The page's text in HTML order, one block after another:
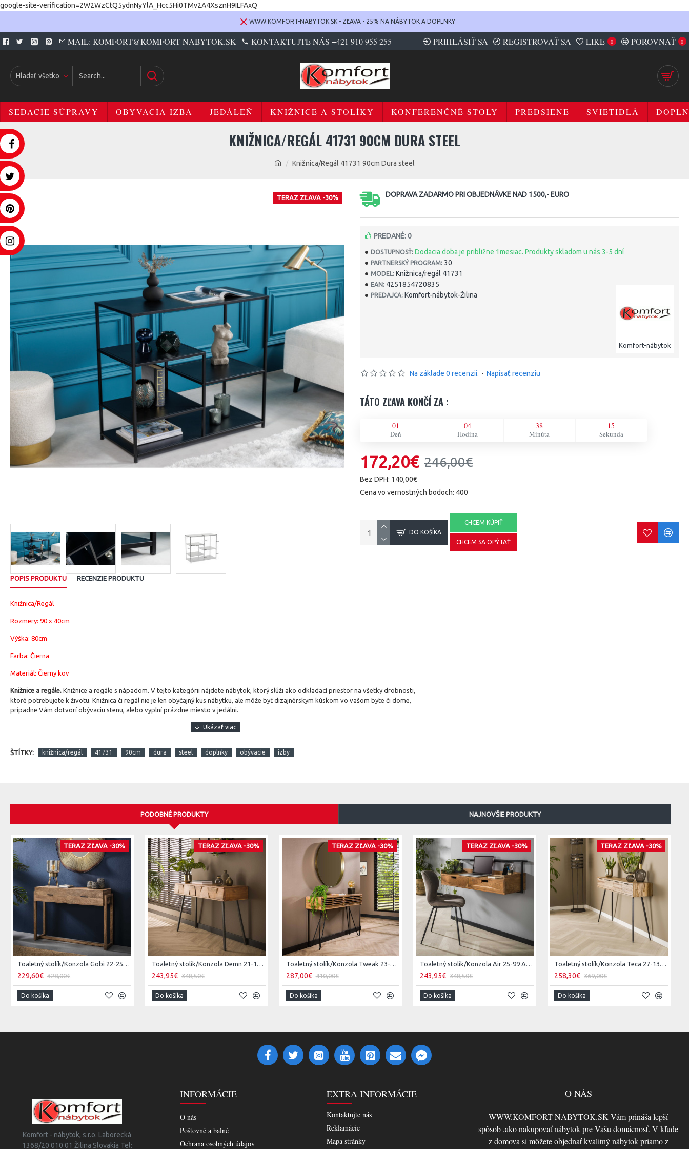
google-site-verification=2W2WzCtQ5ydnNyYlA_Hcc5Hi0TMv2A4XsznH9ILFAxQ
WWW.KOMFORT-NABYTOK.SK - ZĽAVA - 25% NA NÁBYTOK A DOPLNKY
MAIL: KOMFORT@KOMFORT-NABYTOK.SK KONTAKTUJTE NÁS +421 910 955 255 PRIHLÁSIŤ SA REGISTROVAŤ SA LIKE 0 POROVNAŤ 0
Hladať všetko
SEDACIE SÚPRAVY OBYVACIA IZBA JEDÁLEŇ KNIŽNICE A STOLÍKY KONFERENČNÉ STOLY PREDSIENE SVIETIDLÁ
Knižnica/Regál 41731 90cm Dura steel
KNIŽNICA/REGÁL 41731 90CM DURA STEEL
TERAZ ZĽAVA -30% DOPRAVA ZADARMO PRI OBJEDNÁVKE NAD 1500,- EURO
DOSTUPNOSŤ: Dodacia doba je približne 1mesiac. Produkty skladom u nás 3-5 dní
PARTNERSKÝ PROGRAM: 30
MODEL: Knižnica/regál 41731
EAN: 4251854720835
PREDAJCA: Komfort-nábytok-Žilina
Komfort-nábytok
PREDANÉ: 0
Na základe 0 recenzií. - Napísať recenziu
TÁTO ZĽAVA KONČÍ ZA :
01
Deň
04
Hodina
38
Minúta
14
Sekunda
172,20€ 246,00€
Bez DPH: 140,00€
Cena vo vernostných bodoch: 400
DO KOŠÍKA
CHCEM KÚPIŤ
CHCEM SA OPÝTAŤ
POPIS PRODUKTU RECENZIE PRODUKTU
Knižnica/Regál
Rozmery: 90 x 40cm
Výška: 80cm
Farba: Čierna
Materiál: Čierny kov
Knižnice a regále. Knižnice a regále s nápadom. V tejto kategórii nájdete nábytok, ktorý slúži ako odkladací priestor na všetky drobnosti,
ktoré potrebujete k životu. Knižnica či regál nie je len obyčajný kus nábytku, ale môže byť dizajnérskym kúskom vo vašom byte či dome,
prípadne Vám dotvorí obývaciu stenu, alebo vyplní prázdne miesto v jedálni.
ŠTÍTKY: knižnica/regál 41731 90cm dura steel doplnky obývacie izby
PODOBNÉ PRODUKTY NAJNOVŠIE PRODUKTY
TERAZ ZĽAVA -30%
Toaletný stolík/Konzola Gobi 22-25 Mango drevo
229,60€ 328,00€
Do košíka
TERAZ ZĽAVA -30%
Toaletný stolík/Konzola Demn 21-18 Acacia drevo
243,95€ 348,50€
Do košíka
TERAZ ZĽAVA -30%
Toaletný stolík/Konzola Tweak 23-90 Mango drevo
287,00€ 410,00€
Do košíka
TERAZ ZĽAVA -30%
Toaletný stolík/Konzola Air 25-99 Acacia drevo
243,95€ 348,50€
Do košíka
TERAZ ZĽAVA -30%
Toaletný stolík/Konzola Teca 27-13 Teak drevo
258,30€ 369,00€
Do košíka
Komfort - nábytok, s.r.o. Laborecká
1368/20 010 01 Žilina Slovakia Tel:
INFORMÁCIE
O nás
Poštovné a balné
Ochrana osobných údajov
EXTRA INFORMÁCIE
Kontaktujte nás
Reklamácie
Mapa stránky
O NÁS
WWW.KOMFORT-NABYTOK.SK Vám prináša lepší
spôsob ,ako nakupovať nábytok pre Vašu domácnosť. V kľude
z domova si môžete objednať kvalitný nábytok priamo z